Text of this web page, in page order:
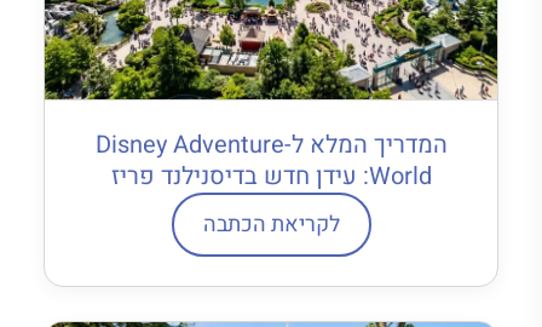
המדריך המלא ל-Disney Adventure
World: עידן חדש בדיסנילנד פריז
לקריאת הכתבה